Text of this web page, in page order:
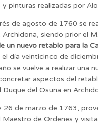
y pinturas realizadas por
de agosto de 1760 se
siendo prior el
un nuevo retablo para la
el día veinticinco de
se vuelve a realizar una
aspectos del
Duque del Osuna en
26 de marzo de 1763,
Maestro de Ordenes y